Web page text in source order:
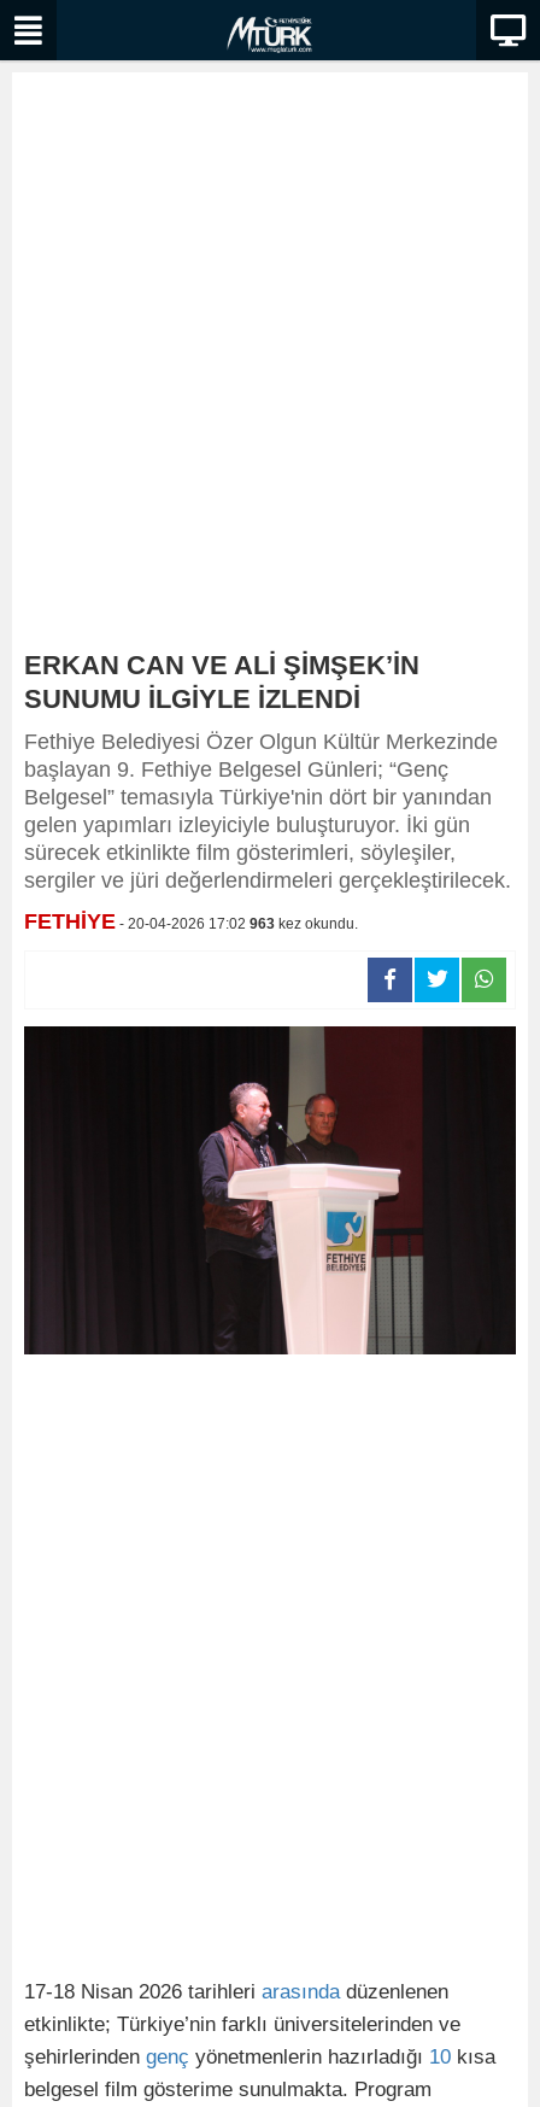
ERKAN CAN VE ALİ ŞİMŞEK’İN
SUNUMU İLGİYLE İZLENDİ
Fethiye Belediyesi Özer Olgun Kültür Merkezinde
başlayan 9. Fethiye Belgesel Günleri; “Genç
Belgesel” temasıyla Türkiye'nin dört bir yanından
gelen yapımları izleyiciyle buluşturuyor. İki gün
sürecek etkinlikte film gösterimleri, söyleşiler,
sergiler ve jüri değerlendirmeleri gerçekleştirilecek.
FETHİYE - 20-04-2026 17:02 963 kez okundu.
17-18 Nisan 2026 tarihleri arasındadüzenlenen
etkinlikte; Türkiye’nin farklı üniversitelerinden ve
şehirlerinden genç yönetmenlerin hazırladığı 10 kısa
belgesel film gösterime sunulmakta. Program